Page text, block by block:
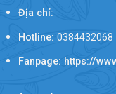
Địa chỉ:
Hotline: 0384432068
Fanpage: https://